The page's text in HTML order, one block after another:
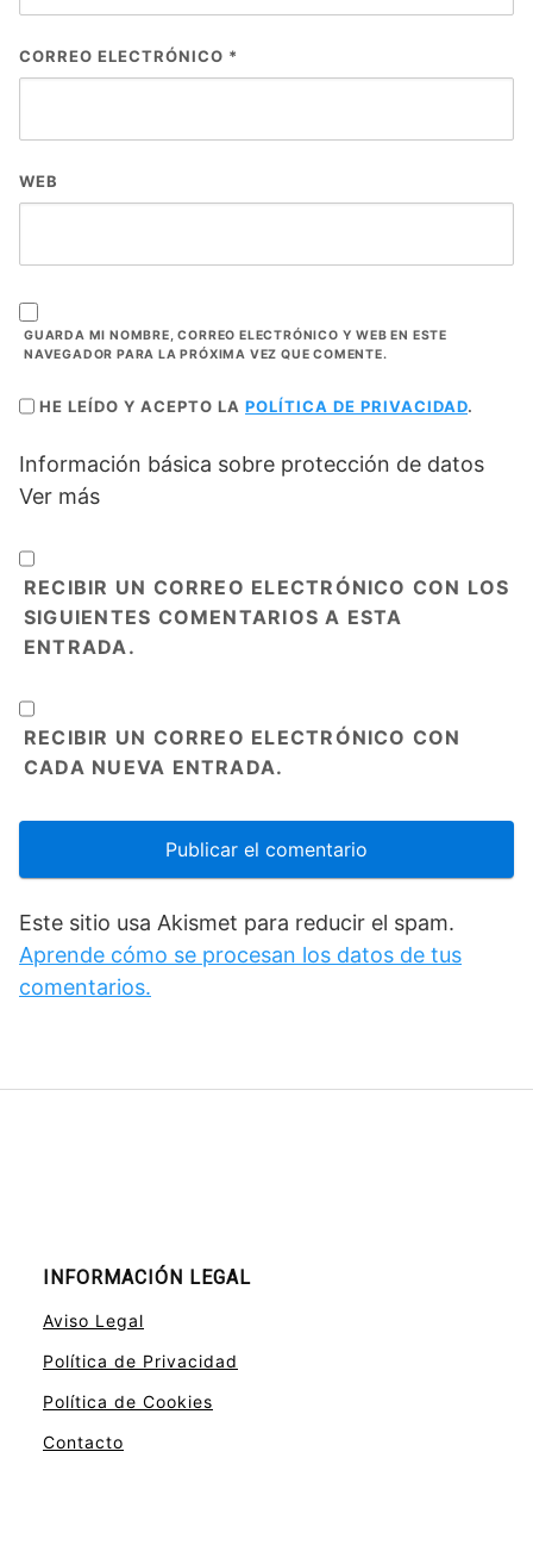
CORREO ELECTRÓNICO *
WEB
GUARDA MI NOMBRE, CORREO ELECTRÓNICO Y WEB EN ESTE
NAVEGADOR PARA LA PRÓXIMA VEZ QUE COMENTE.
HE LEÍDO Y ACEPTO LA POLÍTICA DE PRIVACIDAD.
Información básica sobre protección de datos
Ver más
RECIBIR UN CORREO ELECTRÓNICO CON LOS
SIGUIENTES COMENTARIOS A ESTA
ENTRADA.
RECIBIR UN CORREO ELECTRÓNICO CON
CADA NUEVA ENTRADA.
Este sitio usa Akismet para reducir el spam.
Aprende cómo se procesan los datos de tus
comentarios.
INFORMACIÓN LEGAL
Aviso Legal
Política de Privacidad
Política de Cookies
Contacto